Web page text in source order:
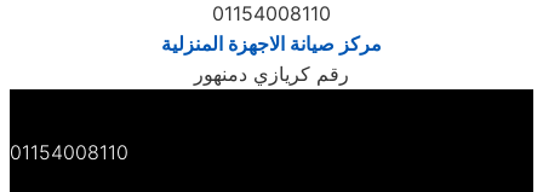
01154008110
مركز صيانة الاجهزة المنزلية
رقم كريازي دمنهور
01154008110